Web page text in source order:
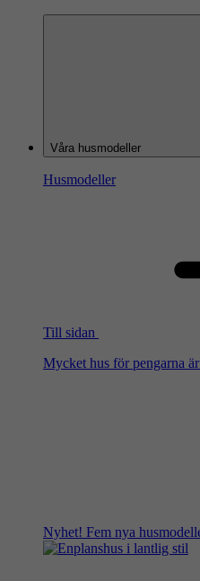
Våra husmodeller
Husmodeller
Till sidan
Mycket hus för pengarna
Nyhet! Fem nya